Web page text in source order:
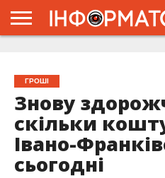
ГРОШІ
Знову
скільки
Івано-
сьогодні